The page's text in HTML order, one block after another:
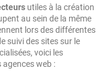
utiles à la création
au sein de la même
lors des différentes
suivi des sites sur le
voici les
web :